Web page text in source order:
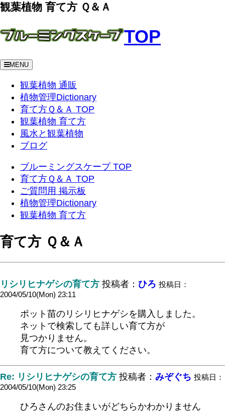
観葉植物 育て方 Ｑ＆Ａ
TOP
MENU
観葉植物 通販
植物管理Dictionary
育て方Ｑ＆Ａ TOP
観葉植物 育て方
風水と観葉植物
ブログ
ブルーミングスケープ TOP
育て方Ｑ＆Ａ TOP
ご質問用 掲示板
植物管理Dictionary
観葉植物 育て方
育て方 Ｑ＆Ａ
リシリヒナゲシの育て方 投稿者： ひろ 投稿日：
2004/05/10(Mon) 23:11
ポット苗のリシリヒナゲシを購入しました。
ネットで検索しても詳しい育て方が
見つかりません。
育て方について教えてください。
Re: リシリヒナゲシの育て方 投稿者： みぞぐち 投稿日：
2004/05/10(Mon) 23:25
ひろさんのお住まいがどちらかわかりません